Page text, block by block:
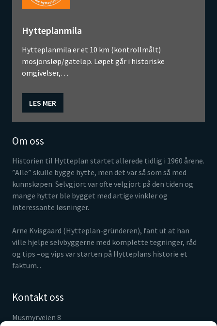
Hytteplanmila
Hytteplanmila er et 10 km (kontrollmålt)
mosjonsløp/gateløp. Løpet går i historiske
omgivelser,…
LES MER
Om oss
Historien til Hytteplan startet allerede tidlig i 1960 årene.
”Alle” skulle bygge hytte, men det var så som så med
kunnskapen. Selvgjort var ofte velgjort på den tiden og
mange hytter ble bygget med artige vinkler og
interessante løsninger.
Arne Kvisgaard (Hytteplan-gründeren), fant ut at han
ville hjelpe selvbyggerne med komplette tegninger, råd
og tips –og vips var starten på Hytteplans historie et
faktum...
Kontakt oss
Musmyrveien 8